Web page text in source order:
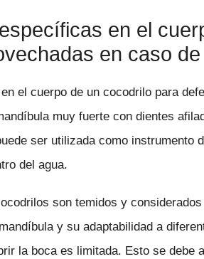
en el
en caso
en el cuerpo de un cocodrilo para
muy fuerte con dientes
ser utilizada como instrumento
del agua.
son temidos y
y su adaptabilidad a
la boca es limitada. Esto se debe